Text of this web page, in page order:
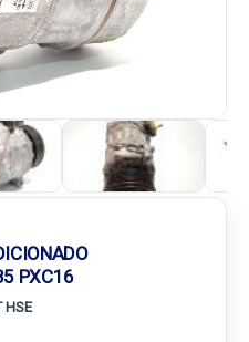
PXC16
HSE